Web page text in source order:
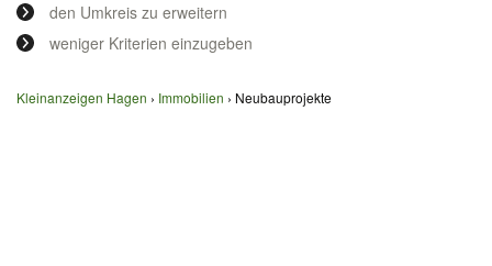
den Umkreis zu erweitern
weniger Kriterien einzugeben
Kleinanzeigen Hagen Immobilien Neubauprojekte